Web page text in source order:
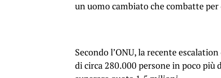
un uomo cambiato che combatte
Secondo l’ONU, la recente
di circa 280.000 persone in poco